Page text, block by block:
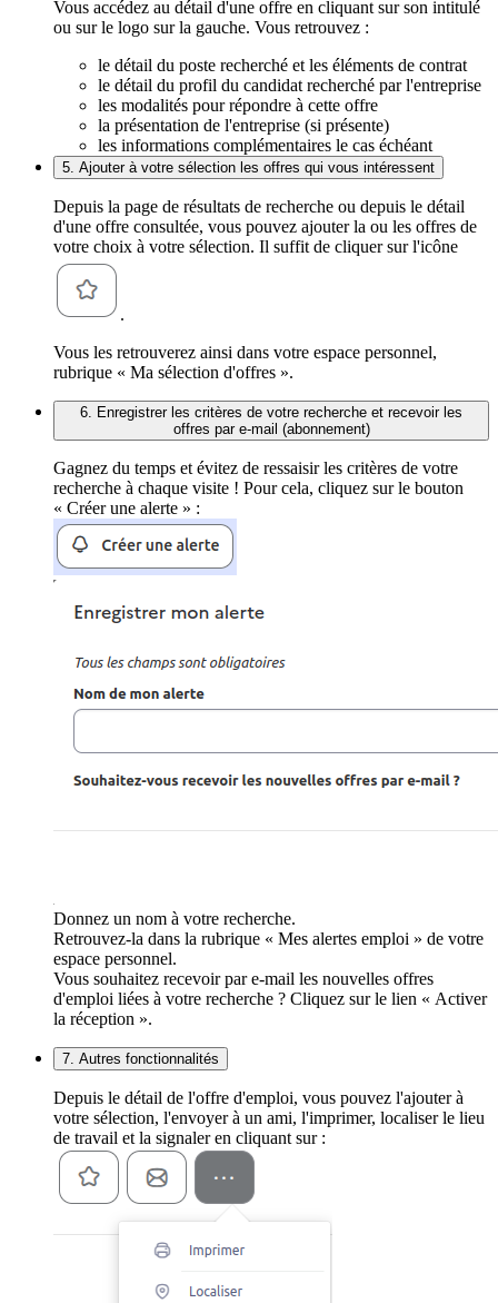
Vous accédez au détail d'une offre en cliquant sur son intitulé
ou sur le logo sur la gauche. Vous retrouvez :
le détail du poste recherché et les éléments de contrat
le détail du profil du candidat recherché par l'entreprise
les modalités pour répondre à cette offre
la présentation de l'entreprise (si présente)
les informations complémentaires le cas échéant
5. Ajouter à votre sélection les offres qui vous intéressent
Depuis la page de résultats de recherche ou depuis le détail
d'une offre consultée, vous pouvez ajouter la ou les offres de
votre choix à votre sélection. Il suffit de cliquer sur l'icône
.
Vous les retrouverez ainsi dans votre espace personnel,
rubrique « Ma sélection d'offres ».
6. Enregistrer les critères de votre recherche et recevoir les
offres par e-mail (abonnement)
Gagnez du temps et évitez de ressaisir les critères de votre
recherche à chaque visite ! Pour cela, cliquez sur le bouton
« Créer une alerte » :
Donnez un nom à votre recherche.
Retrouvez-la dans la rubrique « Mes alertes emploi » de votre
espace personnel.
Vous souhaitez recevoir par e-mail les nouvelles offres
d'emploi liées à votre recherche ? Cliquez sur le lien « Activer
la réception ».
7. Autres fonctionnalités
Depuis le détail de l'offre d'emploi, vous pouvez l'ajouter à
votre sélection, l'envoyer à un ami, l'imprimer, localiser le lieu
de travail et la signaler en cliquant sur :